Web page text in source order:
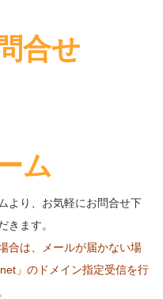
合せ
ム
より、お気軽にお問合せ下
きます。
合は、メールが届かない場
」のドメイン指定受信を行